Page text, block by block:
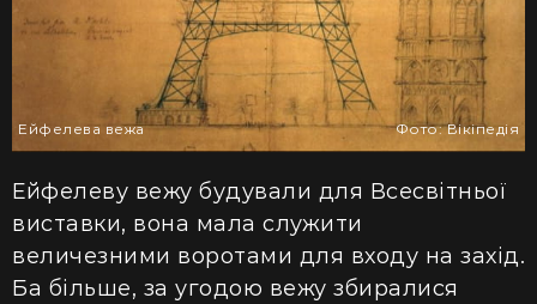
Ейфелева вежа Фото: Вікіпедія
Ейфелеву вежу будували для Всесвітньої
виставки, вона мала служити
величезними воротами для входу на захід.
Ба більше, за угодою вежу збиралися